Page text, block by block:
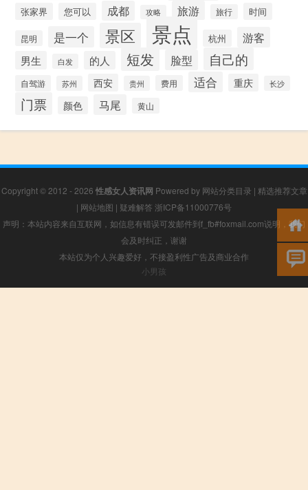
张家界 您可以 成都 攻略 旅游 旅行 时间
昆明 是一个 景区 景点 杭州 游客
男生 白发 的人 短发 脸型 自己的
自驾游 苏州 西安 贵州 费用 适合 重庆 长沙
门票 颜色 马尾 黄山
Copyright © 2012 - 2026 性感女人资讯网 Powered by 网站分类目录 | 精选推荐文章
| 网站地图 | 疑难解答 浙ICP备11000776号
声明：本站内容来自互联网，如信息有错误可发邮件到f_fb#foxmail.com说明，我们
会及时纠正，谢谢
本站仅为个人兴趣爱好，不接盈利性广告及商业合作
小男孩